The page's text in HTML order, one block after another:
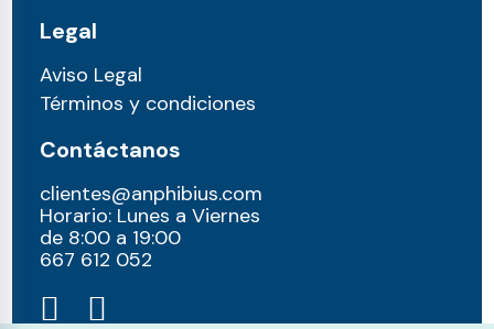
Legal
Aviso Legal
Términos y condiciones
Contáctanos
clientes@anphibius.com
Horario: Lunes a Viernes
de 8:00 a 19:00
667 612 052​